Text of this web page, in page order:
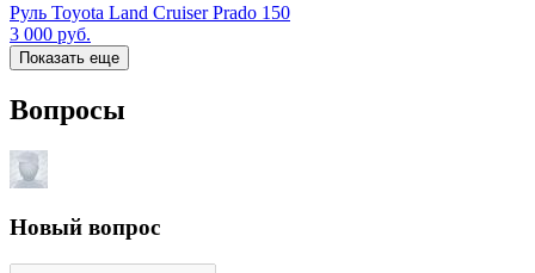
Руль Toyota Land Cruiser Prado 150
3 000 руб.
Показать еще
Вопросы
Новый вопрос